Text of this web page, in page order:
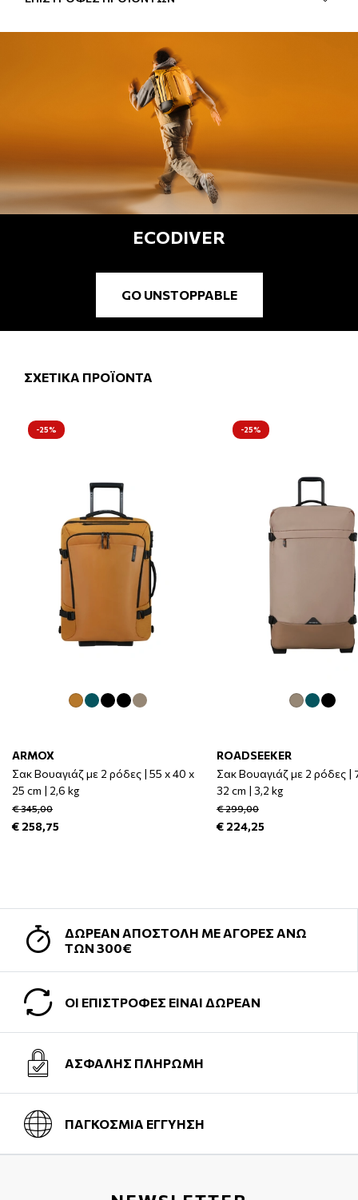
ECODIVER
GO UNSTOPPABLE
ΣΧΕΤΙΚΑ ΠΡΟΪΟΝΤΑ
-25%
ARMOX
Σακ Βουαγιάζ με 2 ρόδες | 55 x 40 x
25 cm | 2,6 kg
€ 345,00
€ 258,75
-25%
ROADSEEKER
Σακ Βουαγιάζ με 2 ρόδες |
32 cm | 3,2 kg
€ 299,00
€ 224,25
ΔΩΡΕΑΝ ΑΠΟΣΤΟΛΗ ΜΕ ΑΓΟΡΕΣ ΑΝΩ
ΤΩΝ 300€
ΟΙ ΕΠΙΣΤΡΟΦΕΣ ΕΙΝΑΙ ΔΩΡΕΑΝ
ΑΣΦΑΛΗΣ ΠΛΗΡΩΜΗ
ΠΑΓΚΟΣΜΙΑ ΕΓΓΥΗΣΗ